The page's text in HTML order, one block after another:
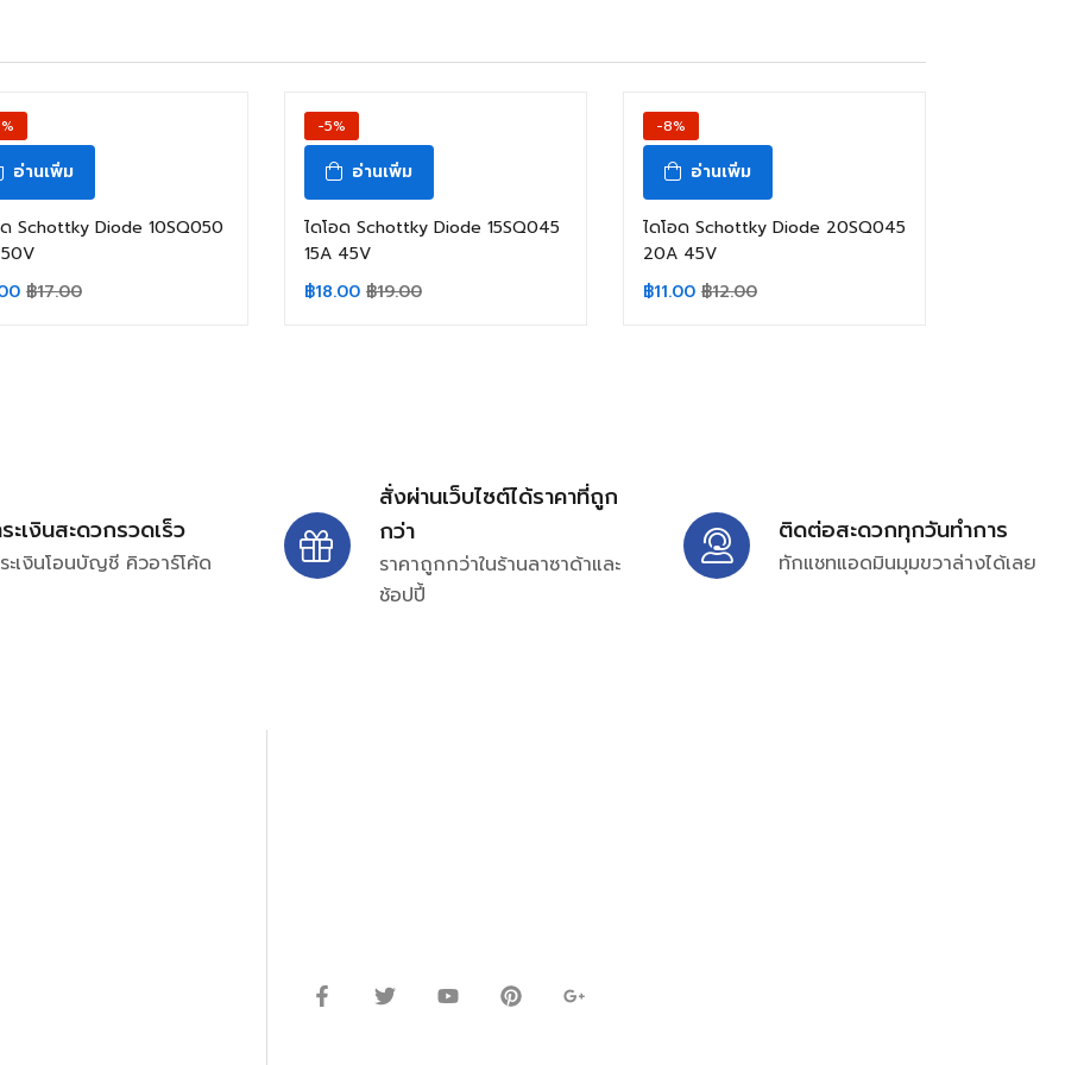
อ่านเพิ่ม
ด Schottky Diode 10SQ050
฿17.00
-5%
อ่านเพิ่ม
ไดโอด Schottky Diode 15SQ045
15A 45V
฿18.00 ฿19.00
-8%
อ่านเพิ่ม
ไดโอด Schottky Diode 20SQ045
20A 45V
฿11.00 ฿12.00
ะเงินสะดวกรวดเร็ว
ะเงินโอนบัญชี คิวอาร์โค้ด
สั่งผ่านเว็บไซต์ได้ราคาที่ถูก
กว่า
ราคาถูกกว่าในร้านลาซาด้าและ
ช้อปปี้
ติดต่อสะดวกทุกวันทำการ
ทักแชทแอดมินมุมขวาล่างได้เลย